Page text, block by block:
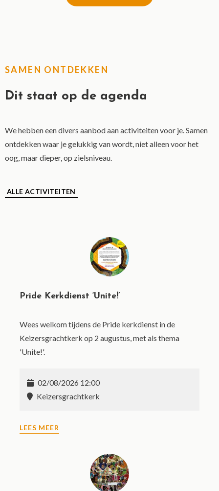
SAMEN ONTDEKKEN
Dit staat op de agenda
We hebben een divers aanbod aan activiteiten voor je. Samen
ontdekken waar je gelukkig van wordt, niet alleen voor het
oog, maar dieper, op zielsniveau.
ALLE ACTIVITEITEN
Pride Kerkdienst ‘Unite!’
Wees welkom tijdens de Pride kerkdienst in de
Keizersgrachtkerk op 2 augustus, met als thema
'Unite!'.
02/08/2026 12:00
Keizersgrachtkerk
LEES MEER